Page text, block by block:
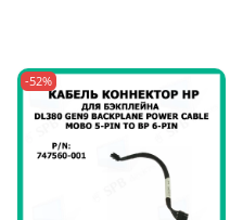
-52%